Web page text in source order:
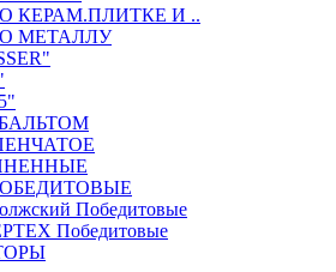
КЕРАМ.ПЛИТКЕ И ..
МЕТАЛЛУ
Победитовые
Победитовые